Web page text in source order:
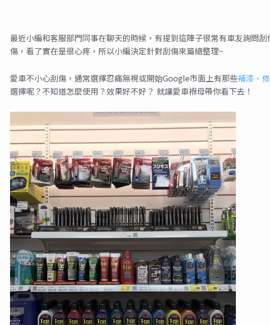
最近小編和客服部門同事在聊天的時候，有提到這陣子很常有車友詢問
傷，看了實在是很心疼，所以小編決定針對刮傷來篇總整理~
愛車不小心刮傷，通常選擇忍痛無視或開始Google市面上有那些補漆、
選擇呢？不知道怎麼使用？效果好不好？ 就讓愛車褓母帶你看下去！